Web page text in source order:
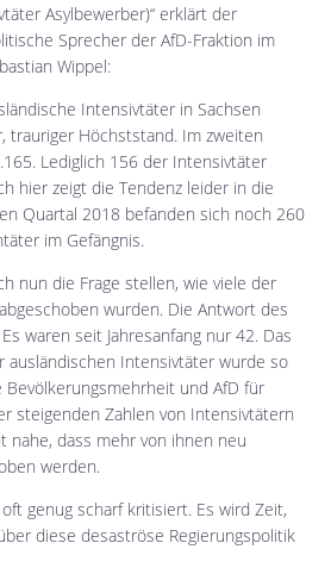
Asylbewerber)“ erklärt der
Sprecher der AfD-Fraktion im
Wippel:
Intensivtäter in Sachsen
trauriger Höchststand. Im zweiten
Lediglich 156 der Intensivtäter
hier zeigt die Tendenz leider in die
Quartal 2018 befanden sich noch 260
im Gefängnis.
nun die Frage stellen, wie viele der
wurden. Die Antwort des
waren seit Jahresanfang nur 42. Das
ausländischen Intensivtäter wurde so
Bevölkerungsmehrheit und AfD für
steigenden Zahlen von Intensivtätern
nahe, dass mehr von ihnen neu
werden.
genug scharf kritisiert. Es wird Zeit,
diese desaströse Regierungspolitik